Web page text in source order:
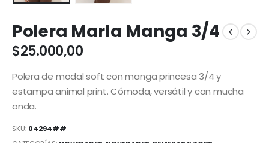
Polera Marla Manga 3/4
$25.000,00
Polera de modal soft con manga princesa 3/4 y
estampa animal print. Cómoda, versátil y con mucha
onda.
SKU: 04294##